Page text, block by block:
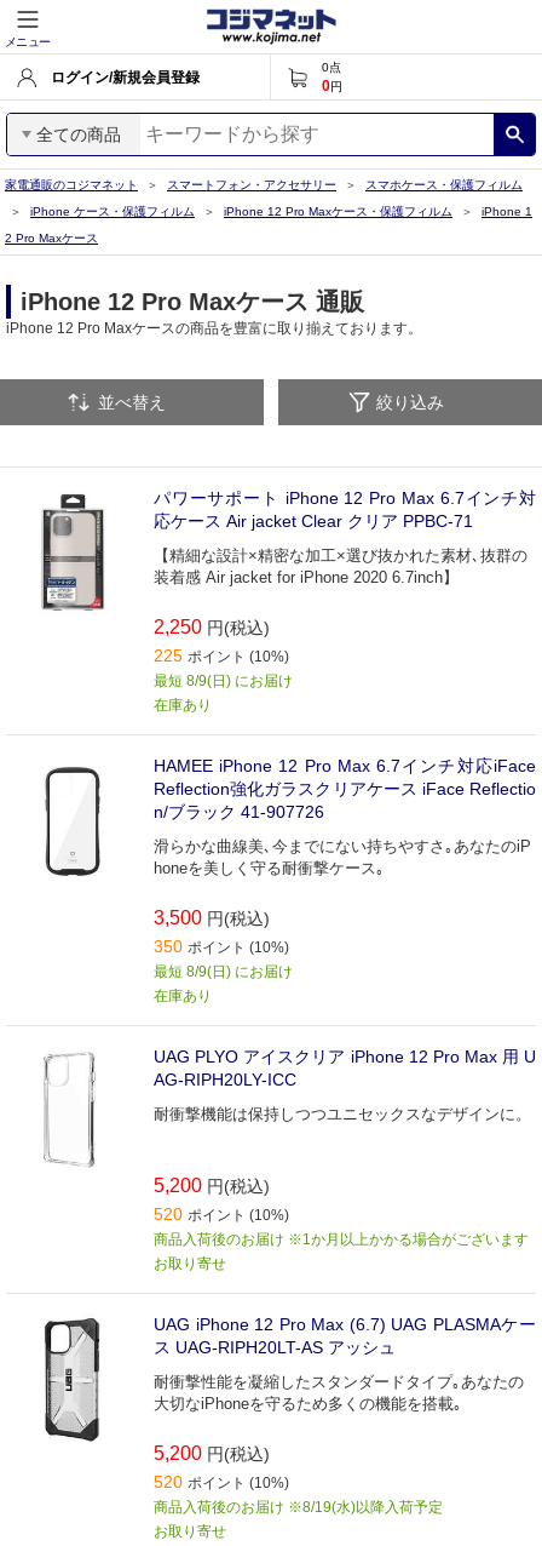
メニュー
ログイン/新規会員登録
0点
0円
全ての商品
家電通販のコジマネット スマートフォン・アクセサリー
スマホケース・保護フィルム
iPhone ケース・保護フィルム
iPhone 12 Pro Maxケース・保護フィルム
iPhone 1
2 Pro Maxケース
iPhone 12 Pro Maxケース 通販
iPhone 12 Pro Maxケースの商品を豊富に取り揃えております。
並べ替え 絞り込み
パワーサポート iPhone 12 Pro Max 6.7インチ対
応ケース Air jacket Clear クリア PPBC-71
【精細な設計×精密な加工×選び抜かれた素材､抜群の
装着感 Air jacket for iPhone 2020 6.7inch】
2,250 円(税込)
225 ポイント (10%)
最短 8/9(日) にお届け
在庫あり
HAMEE iPhone 12 Pro Max 6.7インチ対応iFace
Reflection強化ガラスクリアケース iFace Reflectio
n/ブラック 41-907726
滑らかな曲線美､今までにない持ちやすさ｡あなたのiP
honeを美しく守る耐衝撃ケース｡
3,500 円(税込)
350 ポイント (10%)
最短 8/9(日) にお届け
在庫あり
UAG PLYO アイスクリア iPhone 12 Pro Max 用 U
AG-RIPH20LY-ICC
耐衝撃機能は保持しつつユニセックスなデザインに。
5,200 円(税込)
520 ポイント (10%)
商品入荷後のお届け ※1か月以上かかる場合がございます
お取り寄せ
UAG iPhone 12 Pro Max (6.7) UAG PLASMAケー
ス UAG-RIPH20LT-AS アッシュ
耐衝撃性能を凝縮したスタンダードタイプ｡あなたの
大切なiPhoneを守るため多くの機能を搭載｡
5,200 円(税込)
520 ポイント (10%)
商品入荷後のお届け ※8/19(水)以降入荷予定
お取り寄せ